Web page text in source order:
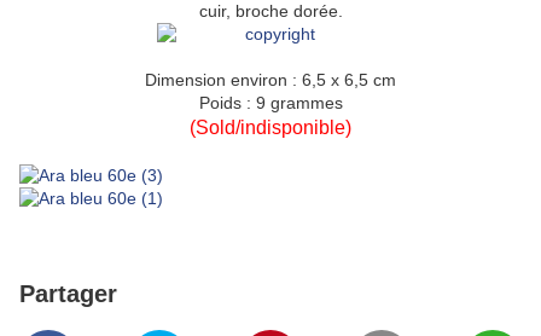
cuir, broche dorée.
Dimension environ : 6,5 x 6,5 cm
Poids : 9 grammes
(Sold/indisponible)
Partager